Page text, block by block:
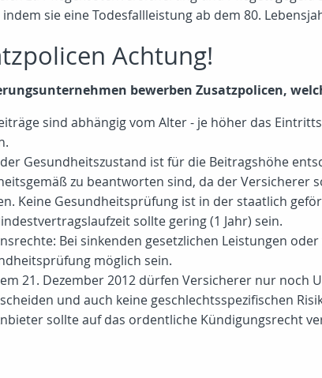
sie eine Todesfallleistung ab dem 80.
Achtung!
bewerben Zusatzpolicen,
sind abhängig vom Alter - je höher das
Gesundheitszustand ist für die Beitragshöhe
zu beantworten sind, da der Versicherer
Keine Gesundheitsprüfung ist in der staatlich
sollte gering (1 Jahr) sein.
Bei sinkenden gesetzlichen Leistungen
möglich sein.
21. Dezember 2012 dürfen Versicherer nur noch
und auch keine geschlechtsspezifischen
sollte auf das ordentliche Kündigungsrecht